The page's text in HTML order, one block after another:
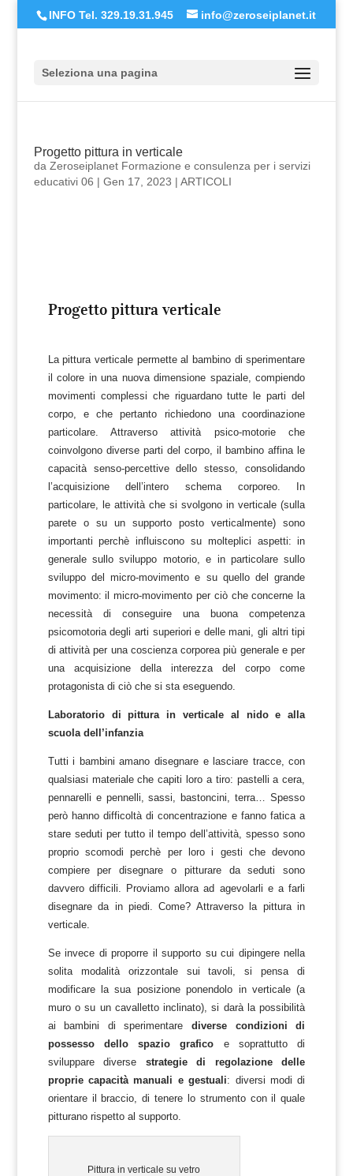
INFO Tel. 329.19.31.945 info@zeroseiplanet.it
Seleziona una pagina
Progetto pittura in verticale
da Zeroseiplanet Formazione e consulenza per i servizi
educativi 06 | Gen 17, 2023 | ARTICOLI
Progetto pittura verticale
La pittura verticale permette al bambino di sperimentare
il colore in una nuova dimensione spaziale, compiendo
movimenti complessi che riguardano tutte le parti del
corpo, e che pertanto richiedono una coordinazione
particolare. Attraverso attività psico-motorie che
coinvolgono diverse parti del corpo, il bambino affina le
capacità senso-percettive dello stesso, consolidando
l’acquisizione dell’intero schema corporeo. In
particolare, le attività che si svolgono in verticale (sulla
parete o su un supporto posto verticalmente) sono
importanti perchè influiscono su molteplici aspetti: in
generale sullo sviluppo motorio, e in particolare sullo
sviluppo del micro-movimento e su quello del grande
movimento: il micro-movimento per ciò che concerne la
necessità di conseguire una buona competenza
psicomotoria degli arti superiori e delle mani, gli altri tipi
di attività per una coscienza corporea più generale e per
una acquisizione della interezza del corpo come
protagonista di ciò che si sta eseguendo.
Laboratorio di pittura in verticale al nido e alla
scuola dell’infanzia
Tutti i bambini amano disegnare e lasciare tracce, con
qualsiasi materiale che capiti loro a tiro: pastelli a cera,
pennarelli e pennelli, sassi, bastoncini, terra… Spesso
però hanno difficoltà di concentrazione e fanno fatica a
stare seduti per tutto il tempo dell’attività, spesso sono
proprio scomodi perchè per loro i gesti che devono
compiere per disegnare o pitturare da seduti sono
davvero difficili. Proviamo allora ad agevolarli e a farli
disegnare da in piedi. Come? Attraverso la pittura in
verticale.
Se invece di proporre il supporto su cui dipingere nella
solita modalità orizzontale sui tavoli, si pensa di
modificare la sua posizione ponendolo in verticale (a
muro o su un cavalletto inclinato), si darà la possibilità
ai bambini di sperimentarediverse condizioni di
possesso dello spazio grafico e soprattutto di
sviluppare diverse strategie di regolazione delle
proprie capacità manuali e gestuali: diversi modi di
orientare il braccio, di tenere lo strumento con il quale
pitturano rispetto al supporto.
Pittura in verticale su vetro